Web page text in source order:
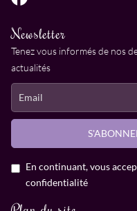
Newsletter
Tenez vous informés de nos
actualités
En continuant, vous
confidentialité